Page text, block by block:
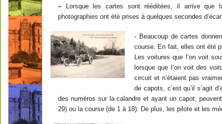
– Lorsque les cartes sont rééditées, il arrive que
photographies ont été prises à quelques secondes
- Beaucoup de cartes
course. En fait, elles ont été
Les voitures que l’on voit
lorsque que l’on voit des
circuit et n’étaient pas
de capots, c’est qu’il s’agit
des numéros sur la calandre et ayant un capot,
29) ou la course (de 1 à 18). De plus, les pilote et les